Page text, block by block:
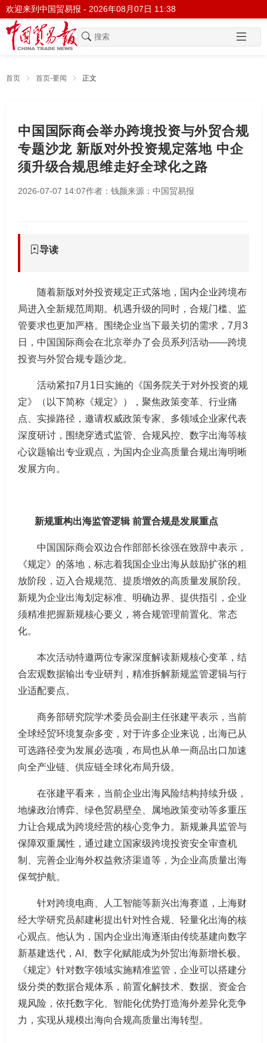
欢迎来到中国贸易报 - 2026年08月07日 11:38
首页 首页-要闻 正文
中国国际商会举办跨境投资与外贸合规
专题沙龙 新版对外投资规定落地 中企
须升级合规思维走好全球化之路
2026-07-07 14:07作者：钱颜来源：中国贸易报
导读
随着新版对外投资规定正式落地，国内企业跨境布
局进入全新规范周期。机遇升级的同时，合规门槛、监
管要求也更加严格。围绕企业当下最关切的需求，7月3
日，中国国际商会在北京举办了会员系列活动——跨境
投资与外贸合规专题沙龙。
活动紧扣7月1日实施的《国务院关于对外投资的规
定》（以下简称《规定》），聚焦政策变革、行业痛
点、实操路径，邀请权威政策专家、多领域企业家代表
深度研讨，围绕穿透式监管、合规风控、数字出海等核
心议题输出专业观点，为国内企业高质量合规出海明晰
发展方向。
新规重构出海监管逻辑 前置合规是发展重点
中国国际商会双边合作部部长徐强在致辞中表示，
《规定》的落地，标志着我国企业出海从鼓励扩张的粗
放阶段，迈入合规规范、提质增效的高质量发展阶段。
新规为企业出海划定标准、明确边界、提供指引，企业
须精准把握新规核心要义，将合规管理前置化、常态
化。
本次活动特邀两位专家深度解读新规核心变革，结
合宏观数据输出专业研判，精准拆解新规监管逻辑与行
业适配要点。
商务部研究院学术委员会副主任张建平表示，当前
全球经贸环境复杂多变，对于许多企业来说，出海已从
可选路径变为发展必选项，布局也从单一商品出口加速
向全产业链、供应链全球化布局升级。
在张建平看来，当前企业出海风险结构持续升级，
地缘政治博弈、绿色贸易壁垒、属地政策变动等多重压
力让合规成为跨境经营的核心竞争力。新规兼具监管与
保障双重属性，通过建立国家级跨境投资安全审查机
制、完善企业海外权益救济渠道等，为企业高质量出海
保驾护航。
针对跨境电商、人工智能等新兴出海赛道，上海财
经大学研究员郝建彬提出针对性合规、轻量化出海的核
心观点。他认为，国内企业出海逐渐由传统基建向数字
新基建迭代，AI、数字化赋能成为外贸出海新增长极。
《规定》针对数字领域实施精准监管，企业可以搭建分
级分类的数据合规体系，前置化解技术、数据、资金合
规风险，依托数字化、智能化优势打造海外差异化竞争
力，实现从规模出海向合规高质量出海转型。